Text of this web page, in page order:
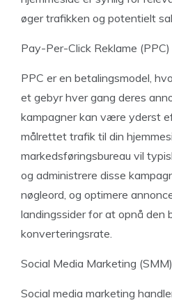
øger trafikken og potentielt
Pay-Per-Click Reklame (PPC)
PPC er en betalingsmodel,
et gebyr hver gang deres
kampagner kan være yderst
målrettet trafik til din
markedsføringsbureau vil
og administrere disse
nøgleord, og optimere
landingssider for at opnå den
konverteringsrate.
Social Media Marketing (SMM)
Social media marketing